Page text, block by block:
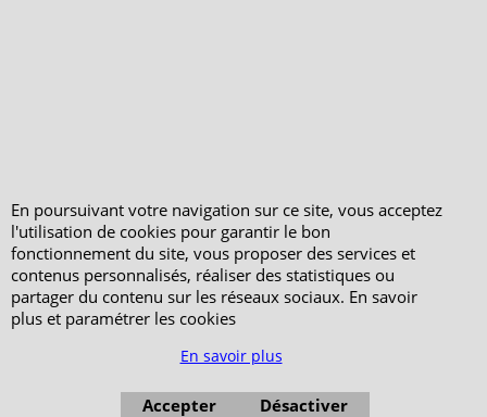
En poursuivant votre navigation sur ce site, vous acceptez
l'utilisation de cookies pour garantir le bon
fonctionnement du site, vous proposer des services et
contenus personnalisés, réaliser des statistiques ou
partager du contenu sur les réseaux sociaux. En savoir
plus et paramétrer les cookies
En savoir plus
Accepter Désactiver